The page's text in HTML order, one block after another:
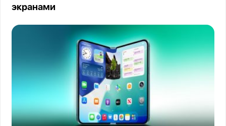
экранами